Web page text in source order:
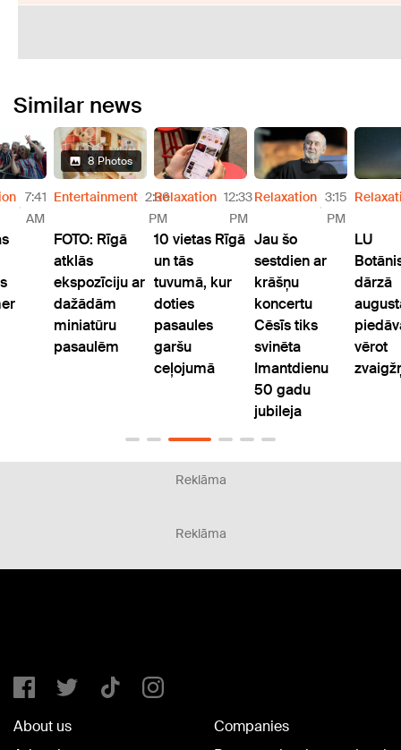
Similar news
7:41
AM
8 Photos
Entertainment 2:36
PM
FOTO: Rīgā
atklās
ekspozīciju ar
dažādām
miniatūru
pasaulēm
Relaxation 12:33
PM
10 vietas Rīgā
un tās
tuvumā, kur
doties
pasaules
garšu
ceļojumā
Relaxation 3:15
PM
Jau šo
sestdien ar
krāšņu
koncertu
Cēsīs tiks
svinēta
Imantdienu
50 gadu
jubileja
LU
dārzā
vērot
Reklāma
Reklāma
About us
Companies